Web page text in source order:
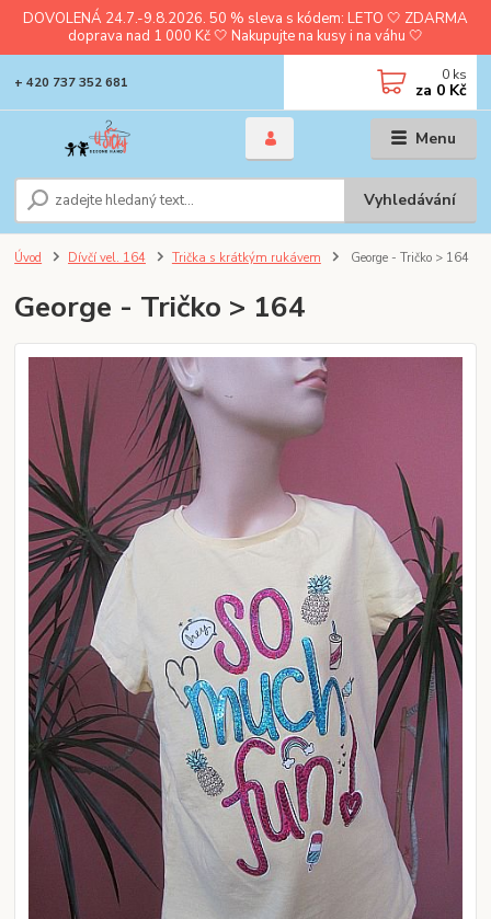
DOVOLENÁ 24.7.-9.8.2026. 50 % sleva s kódem: LETO 🤍 ZDARMA
doprava nad 1 000 Kč 🤍 Nakupujte na kusy i na váhu 🤍
Menu
Vyhledávání
+ 420 737 352 681 0 ks
za 0 Kč
Úvod Dívčí vel. 164 Trička s krátkým rukávem George - Tričko > 164
George - Tričko > 164